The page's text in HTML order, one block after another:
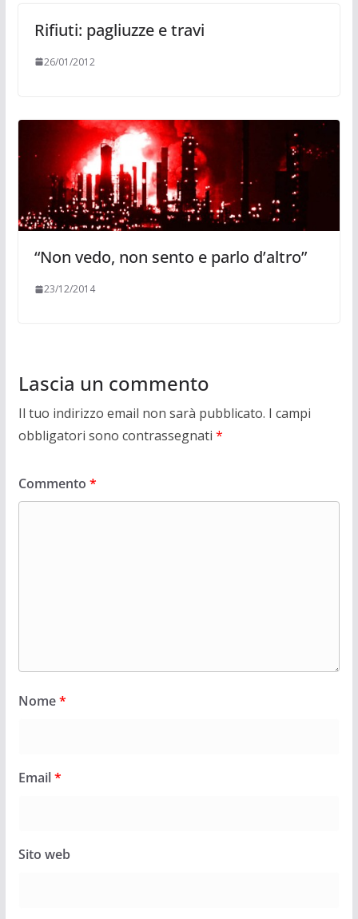
Rifiuti: pagliuzze e travi
26/01/2012
“Non vedo, non sento e parlo d’altro”
23/12/2014
Lascia un commento
Il tuo indirizzo email non sarà pubblicato. I campi
obbligatori sono contrassegnati *
Commento *
Nome*
Email*
Sito web